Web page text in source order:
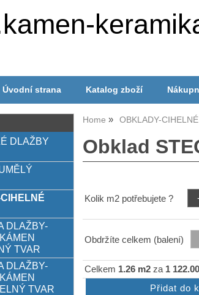
Úvodní strana Katalog zboží
Home OBKLADY-
Obklad
Kolik m2 potřebujete ?
Obdržíte celkem (balení)
Celkem 1.26 m2 za 1
DLAŽBY
DLAŽBY-
TVAR
DLAŽBY-
TVAR